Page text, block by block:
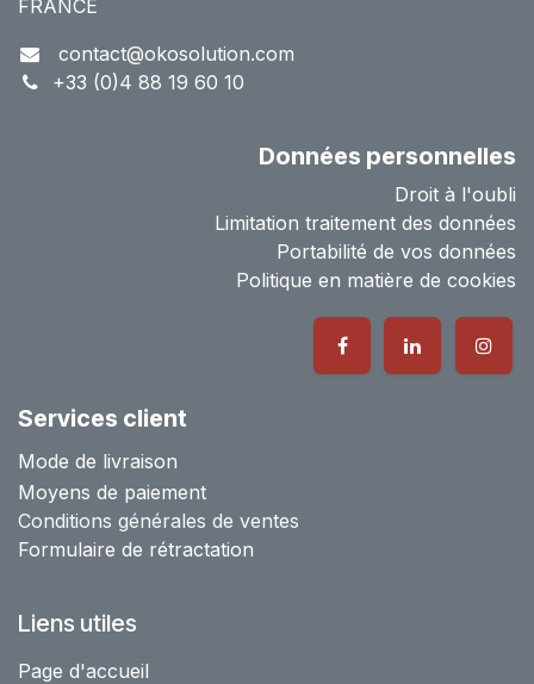
FRANCE
contact@okosolution.com
+33 (0)4 88 19 60 10
Données personnelles
Droit à l'oubli
Limitation traitement des données
Portabilité de vos données
Politique en matière de cookies
Services client
Mode de livraison
Moyens de paiement
Conditions générales de ventes
Formulaire de rétractation
Liens utiles
Page d'accueil